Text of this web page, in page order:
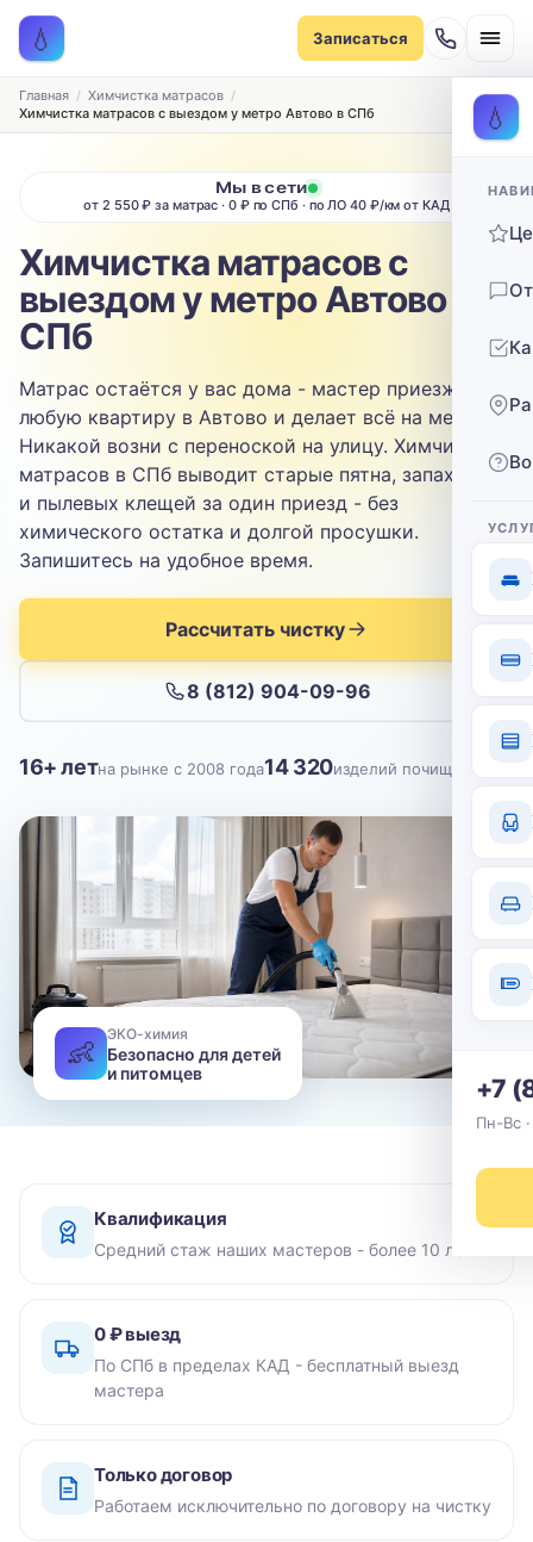
💧 Записаться
Записаться на химчистку
Рассчитаем стоимость и подберём удобное время
ТИП МЕБЕЛИ
ТИП ОБИВКИ
Выберите ткань…
ЗАГРЯЗНЕНИЕ
Выберите загрязнение…
ТЕЛЕФОН
Отправить
Нажимая кнопку, вы соглашаетесь сполитикой конфиденциальности
💧
+7
Пн-Вс
Главная
Химчистка матрасов
Химчистка матрасов с выездом у метро Автово в СПб
Мы в сети
от 2 550 ₽ за матрас · 0 ₽ по СПб · по ЛО 40 ₽/км от КАД
Химчистка матрасов с
выездом у метро Автово в
СПб
Матрас остаётся у вас дома - мастер приезжает в
любую квартиру в Автово и делает всё на месте.
Никакой возни с переноской на улицу. Химчистка
матрасов в СПб выводит старые пятна, запах пота
и пылевых клещей за один приезд - без
химического остатка и долгой просушки.
Запишитесь на удобное время.
Рассчитать чистку
8 (812) 904-09-96
16+ летна рынке с 2008 года14 320изделий почищено
👶
ЭКО-химия
Безопасно для детей
и питомцев
Квалификация
Средний стаж наших мастеров - более 10 лет
0 ₽ выезд
По СПб в пределах КАД - бесплатный выезд
мастера
Только договор
Работаем исключительно по договору на чистку